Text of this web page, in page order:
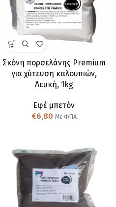
Σκόνη πορσελάνης Premium
για χύτευση καλουπιών,
Λευκή, 1kg
Εφέ μπετόν
€6,80 Με ΦΠΑ